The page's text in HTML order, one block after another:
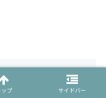
ップ サイドバー